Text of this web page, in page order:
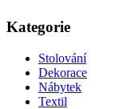
Kategorie
Stolování
Dekorace
Nábytek
Textil